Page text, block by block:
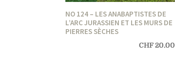
NO 124 – LES ANABAPTISTES DE
L’ARC JURASSIEN ET LES MURS DE
PIERRES SÈCHES
CHF20.00